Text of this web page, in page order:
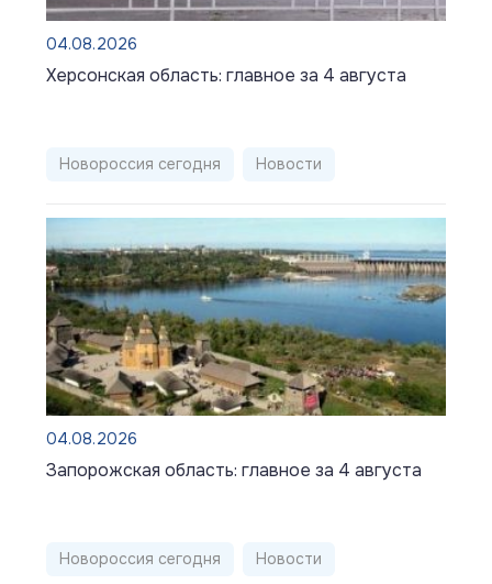
04.08.2026
Херсонская область: главное за 4 августа
Новороссия сегодня Новости
04.08.2026
Запорожская область: главное за 4 августа
Новороссия сегодня Новости